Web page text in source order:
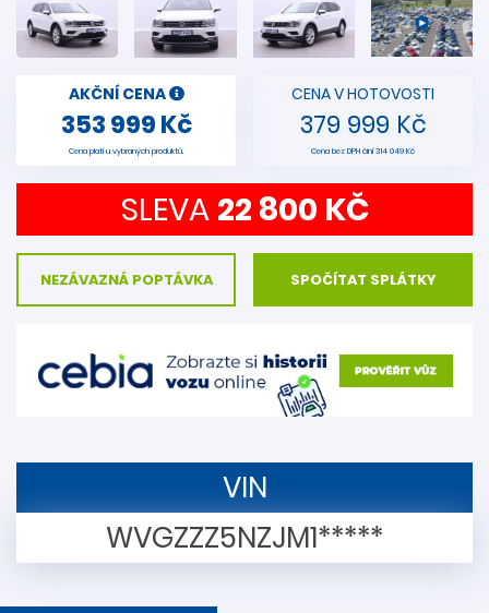
AKČNÍ CENA
353 999 Kč
Cena platí u vybraných produktů.
CENA V HOTOVOSTI
379 999 Kč
Cena bez DPH činí 314 049 Kč
SLEVA 22 800 KČ
NEZÁVAZNÁ POPTÁVKA SPOČÍTAT SPLÁTKY
VIN
WVGZZZ5NZJM1*****